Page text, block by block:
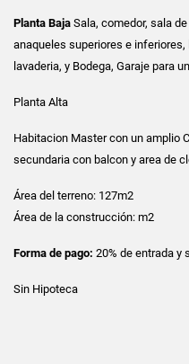
Planta Baja Sala, comedor, sala
anaqueles superiores e
lavaderia, y Bodega, Garaje para
Planta Alta
Habitacion Master con un amplio
secundaria con balcon y area de
Área del terreno: 127m2
Área de la construcción: m2
Forma de pago: 20% de entrada y
Sin Hipoteca